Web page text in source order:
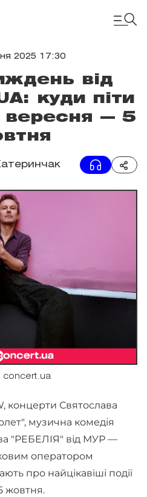
2025 17:30
від
куди піти
вересня — 5
concert.ua
концерти Святослава
музична комедія
"РЕБЕЛІЯ" від МУР —
оператором
про найцікавіші події
жовтня.